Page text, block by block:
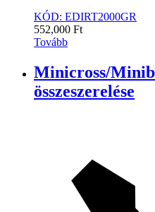
KÓD: EDIRT2000GR
552,000 Ft
Tovább
Minicross/
összeszerelése